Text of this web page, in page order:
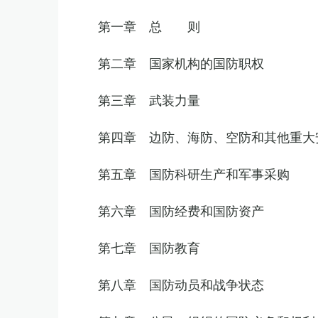
第一章 总 则
第二章 国家机构的国防职权
第三章 武装力量
第四章 边防、海防、空防和其他重大
第五章 国防科研生产和军事采购
第六章 国防经费和国防资产
第七章 国防教育
第八章 国防动员和战争状态